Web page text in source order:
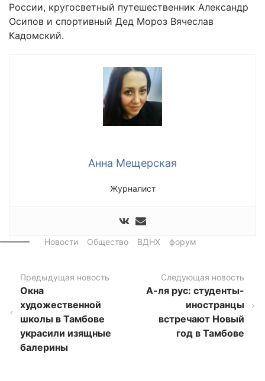
России, кругосветный путешественник Александр
Осипов и спортивный Дед Мороз Вячеслав
Кадомский.
Анна Мещерская
Журналист
Новости Общество ВДНХ форум
Предыдущая новость
Окна
художественной
школы в Тамбове
украсили изящные
балерины
Следующая новость
А-ля рус: студенты-
иностранцы
встречают Новый
год в Тамбове